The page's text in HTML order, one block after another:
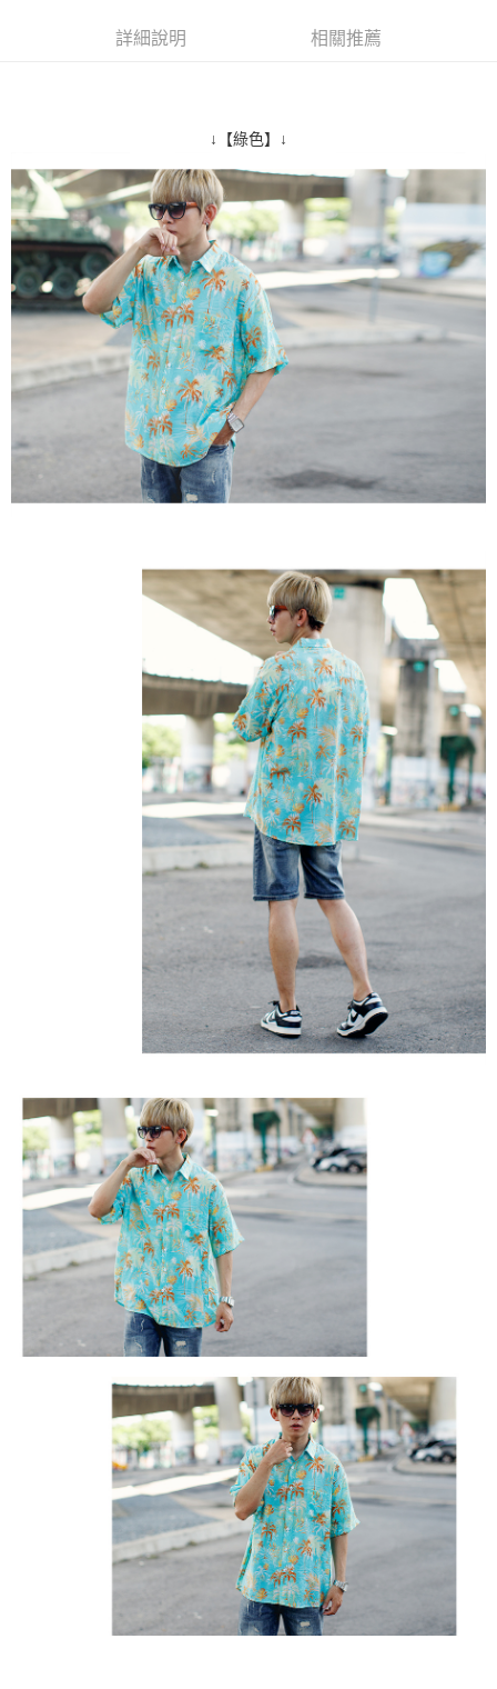
AFTEE先享後付是「在收到商品之後才付款」的支付方式。 讓您購物簡單
１．於結帳方式選擇「AFTEE先享後付」後，將跳轉至「AFTEE先享後付」
結帳頁面，進行簡訊認證並確認金額後，即可完成結帳。
２．訂單成立數日內，您將收到繳費通知簡訊。
３．收到繳費通知簡訊後14天內，點擊此簡訊中的連結，可透過四大超商／
ATM／網路銀行／等多元方式進行付款，方視為交易完成。
※ 請注意：結帳手續完成當下不需立刻繳費，但若您需要取消訂單，請聯絡
購買商品的店家。未經商家同意取消之訂單仍視為有效，需透過AFTEE先享
後付繳納相關費用。
※ 交易是否成功請以「AFTEE先享後付 」之結帳頁面顯示為準，若有關於
是否繳費成功／繳費後需取消欲退款等相關疑問，請聯繫「AFTEE先享後付
客戶支援中心」https://netprotections.freshdesk.com/support/home
１．透過由恩沛科技股份有限公司提供之「AFTEE先享後付」服務完成之交
易，需依本服務之必要範圍內提供個人資料，並將交易相關給付款項請求債
權轉讓予恩沛科技股份有限公司。
２．關於個人資料處理事宜，請瀏覽以下網址：
４．使用「AFTEE先享後付」時，將依據個別帳號之用戶狀況，依本公司即
時審查核予不同之上限額度；若仍有額度不足之情形，本公司將視審查結果
５．嚴禁一人註冊多個帳號或使用他人資訊註冊。若發現惡意使用之情形，
恩沛科技股份有限公司將有權停止該用戶之使用額度並採取法律行動。
每筆NT$80，滿NT$1,800(含以上)免運費
先付款後全家取貨
每筆NT$80，滿NT$1,800(含以上)免運費
7-11付款取貨
每筆NT$80，滿NT$1,800(含以上)免運費
先付款後7-11取貨
每筆NT$80，滿NT$1,800(含以上)免運費
每筆NT$120，滿NT$3,000(含以上)免運費
詳細說明 相關推薦
↓【綠色】↓